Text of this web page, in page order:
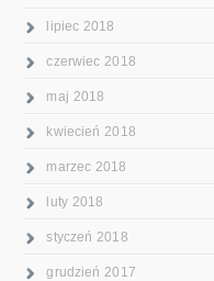
lipiec 2018
czerwiec 2018
maj 2018
kwiecień 2018
marzec 2018
luty 2018
styczeń 2018
grudzień 2017